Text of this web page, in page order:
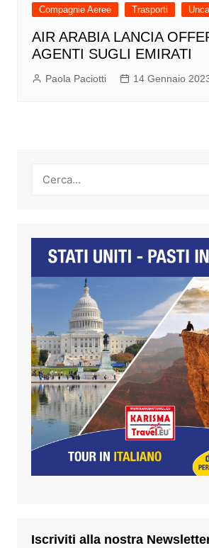
Compagnie Aeree Trasporti
AIR ARABIA LANCIA
AGENTI SUGLI EMIRATI
Paola Paciotti 14 Gennaio
Iscriviti alla nostra